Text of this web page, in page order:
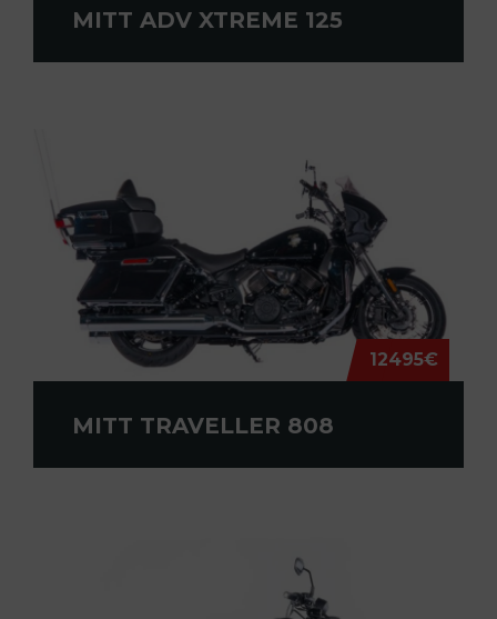
MITT ADV XTREME 125
12495€
MITT TRAVELLER 808